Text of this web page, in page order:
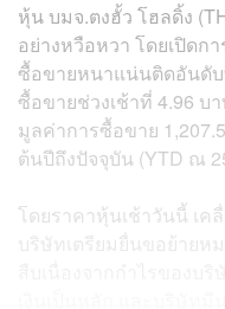
หุ้น บมจ.ตงฮั้ว โฮลดิ้ง
อย่างหวือหวา โดยเปิด
ซื้อขายหนาแน่นติดอันดับ
ซื้อขายช่วงเช้าที่ 4.96 บ
มูลค่าการซื้อขาย
ต้นปีถึงปัจจุบัน (YTD ณ
โดยราคาหุ้นเช้าวันนี้ เ
บริษัทเตรียมยื่นขอย้ายห